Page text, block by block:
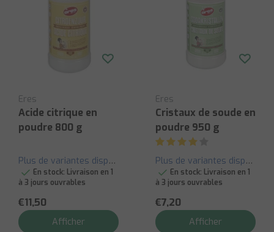
Eres
Acide citrique en
poudre 800 g
Plus de variantes disponibles
En stock: Livraison en 1
à 3 jours ouvrables
€11,50
Afficher
Eres
Cristaux de soude en
poudre 950 g
Plus de variantes disponibles
En stock: Livraison en 1
à 3 jours ouvrables
€7,20
Afficher